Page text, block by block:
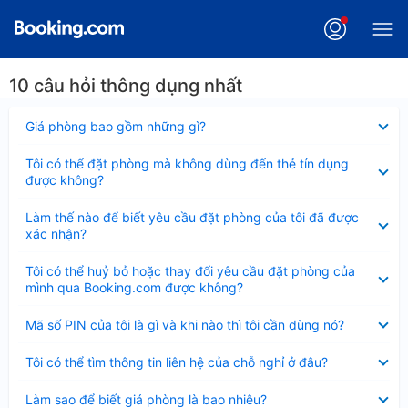
10 câu hỏi thông dụng nhất
Giá phòng bao gồm những gì?
thu
Tôi có thể đặt phòng mà không dùng đến thẻ tín dụng
được không?
thu
gọn
Làm thế nào để biết yêu cầu đặt phòng của tôi đã được
xác nhận?
thu
gọn
Tôi có thể huỷ bỏ hoặc thay đổi yêu cầu đặt phòng của
mình qua Booking.com được không?
thu
gọn
Mã số PIN của tôi là gì và khi nào thì tôi cần dùng nó?
thu
Tôi có thể tìm thông tin liên hệ của chỗ nghỉ ở đâu?
thu
Làm sao để biết giá phòng là bao nhiêu?
thu